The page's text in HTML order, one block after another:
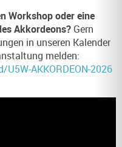
Workshop oder eine
Akkordeons? Gern
in unseren Kalender
melden:
AKKORDEON-2026